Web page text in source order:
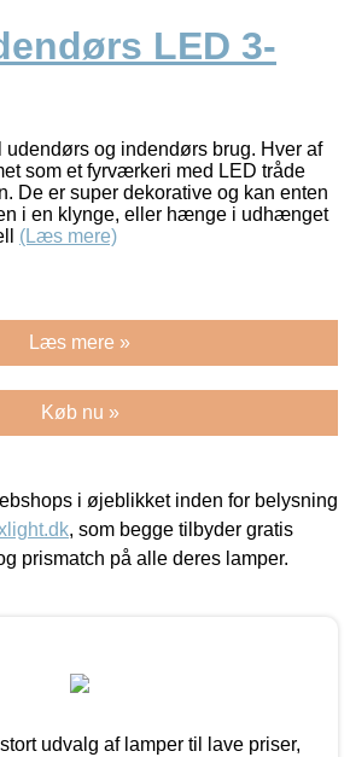
LED 3-
og indendørs brug. Hver af
som et fyrværkeri med LED tråde
De er super dekorative og kan enten
i en klynge, eller hænge i udhænget
(Læs mere)
Læs mere »
Køb nu »
i øjeblikket inden for belysning
, som begge tilbyder gratis
prismatch på alle deres lamper.
udvalg af lamper til lave priser,